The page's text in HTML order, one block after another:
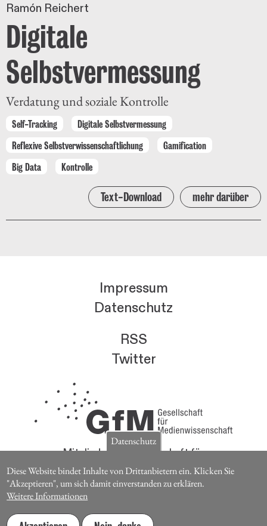
Ramón Reichert
Digitale
Selbstvermessung
Verdatung und soziale Kontrolle
Self-Tracking
Digitale Selbstvermessung
Reflexive Selbstverwissenschaftlichung
Gamification
Big Data
Kontrolle
Text-Download mehr darüber
Impressum
Datenschutz
RSS
Twitter
Mitglieder der Gesellschaft für
Medienwissenschaft erhalten die Zeitschrift für
Medienwissenschaft kostenlos.
Jetzt Mitglied werden
Datenschutz
Diese Website bindet Inhalte von Drittanbietern ein. Klicken Sie
"Akzeptieren", um sich damit einverstanden zu erklären.
Weitere Informationen